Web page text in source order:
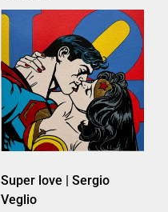
Super love | Sergio
Veglio